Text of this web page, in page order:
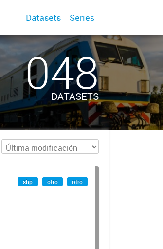
Datasets Series
048
DATASETS
shp otro otro